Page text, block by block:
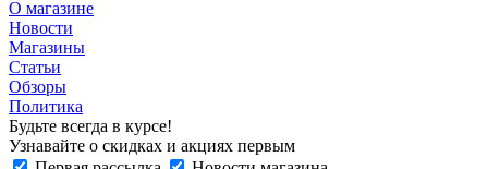
О магазине
Новости
Магазины
Статьи
Обзоры
Политика
Будьте всегда в курсе!
Узнавайте о скидках и акциях первым